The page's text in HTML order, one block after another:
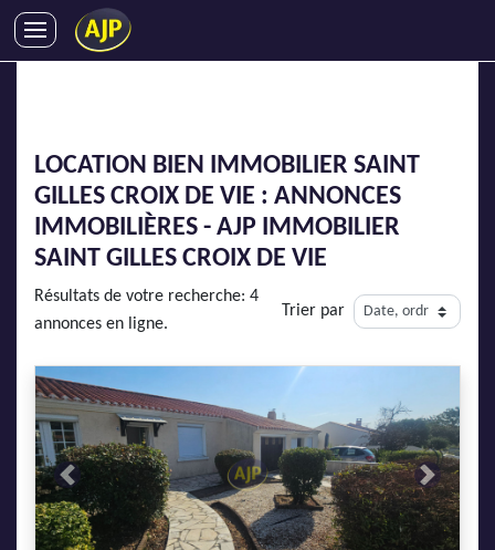
SYNDIC
LMNP
IMMOBILIER NEUF
LOCATIONS DE VACANCES
DEVENIR FRANCHISÉ
AJP Recrute
AJP Actualités
Service Qualité Clients
LOCATION BIEN IMMOBILIER SAINT
GILLES CROIX DE VIE : ANNONCES
IMMOBILIÈRES - AJP IMMOBILIER
SAINT GILLES CROIX DE VIE
Résultats de votre recherche: 4
annonces en ligne.
Trier par
Previous Next